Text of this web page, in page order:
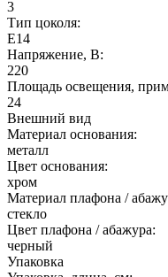
3
Тип цоколя:
E14
Напряжение, В:
220
Площадь освещения,
24
Внешний вид
Материал основания:
металл
Цвет основания:
хром
Материал плафона /
стекло
Цвет плафона / абажура:
черный
Упаковка